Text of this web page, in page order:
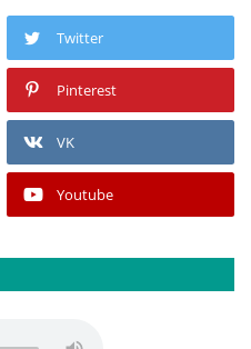
Twitter
Pinterest
VK
Youtube